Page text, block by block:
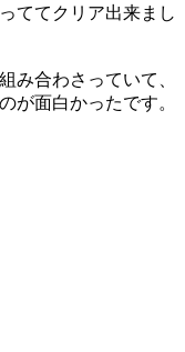
ててクリア出来まし
み合わさっていて、
が面白かったです。